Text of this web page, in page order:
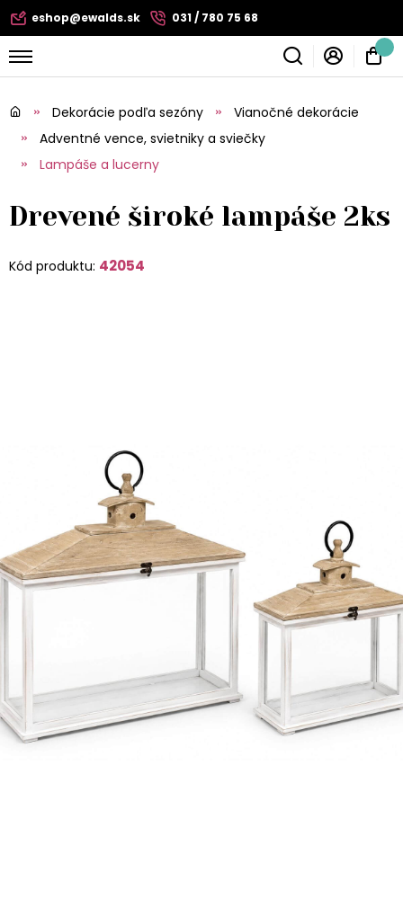
eshop@ewalds.sk 031 / 780 75 68
Dekorácie podľa sezóny
Vianočné dekorácie
Adventné vence, svietniky a sviečky
Lampáše a lucerny
Drevené široké lampáše 2ks
Kód produktu: 42054